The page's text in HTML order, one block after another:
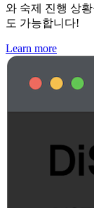
와 숙제 진행 상
도 가능합니다!
Learn more